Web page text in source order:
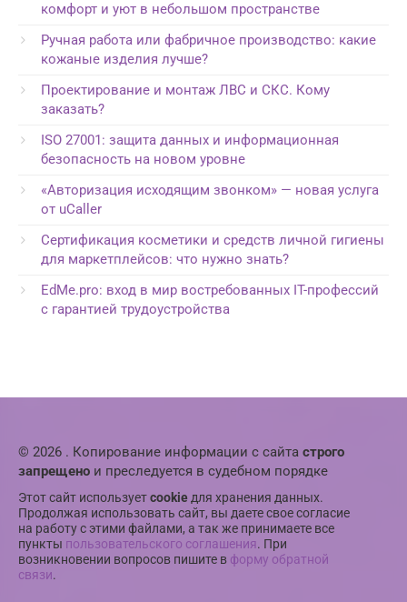
комфорт и уют в небольшом пространстве
Ручная работа или фабричное производство: какие
кожаные изделия лучше?
Проектирование и монтаж ЛВС и СКС. Кому
заказать?
ISO 27001: защита данных и информационная
безопасность на новом уровне
«Авторизация исходящим звонком» — новая услуга
от uCaller
Сертификация косметики и средств личной гигиены
для маркетплейсов: что нужно знать?
EdMe.pro: вход в мир востребованных IT-профессий
с гарантией трудоустройства
© 2026 . Копирование информации с сайта строго
запрещено и преследуется в судебном порядке
Этот сайт используетcookieдля хранения данных.
Продолжая использовать сайт, вы даете свое согласие
на работу с этими файлами, а так же принимаете все
пункты пользовательского соглашения. При
возникновении вопросов пишите в форму обратной
связи.